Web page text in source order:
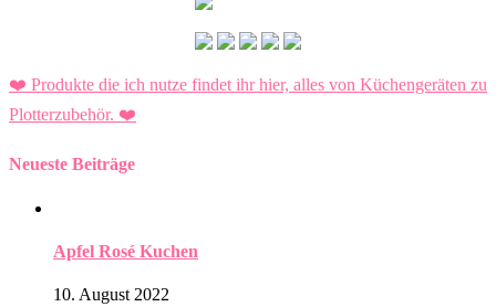
❤️ Produkte die ich nutze findet ihr hier, alles von Küchengeräten zu
Plotterzubehör. ❤️
Neueste Beiträge
Apfel Rosé Kuchen
10. August 2022